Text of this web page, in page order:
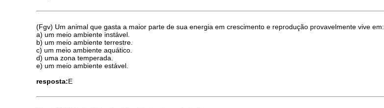
(Fgv) Um animal que gasta a maior parte de sua energia em crescimento e reprodução provavelmente vive em:
a) um meio ambiente instável.
b) um meio ambiente terrestre.
c) um meio ambiente aquático.
d) uma zona temperada.
e) um meio ambiente estável.
resposta:E